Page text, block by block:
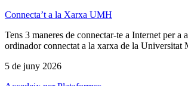
Connecta’t a la Xarxa UMH
Tens 3 maneres de connectar-te a Internet per
ordinador connectat a la xarxa de la Universitat
5 de juny 2026